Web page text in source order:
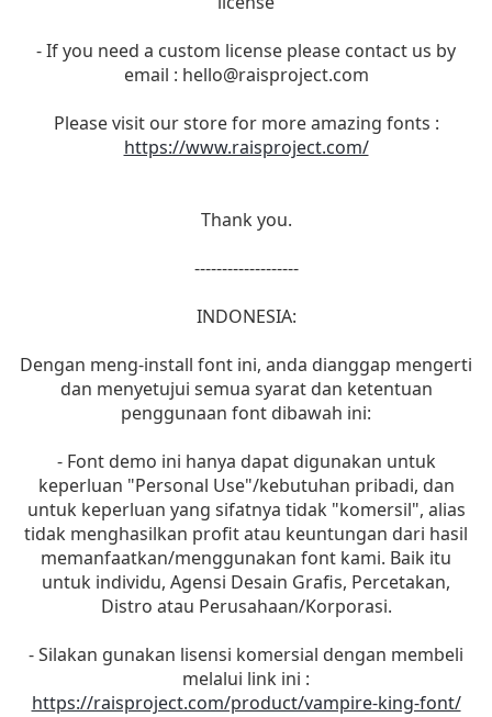
- If you need a custom license please contact us by
email : hello@raisproject.com
Please visit our store for more amazing fonts :
https://www.raisproject.com/
Thank you.
-------------------
INDONESIA:
Dengan meng-install font ini, anda dianggap mengerti
dan menyetujui semua syarat dan ketentuan
penggunaan font dibawah ini:
- Font demo ini hanya dapat digunakan untuk
keperluan "Personal Use"/kebutuhan pribadi, dan
untuk keperluan yang sifatnya tidak "komersil", alias
tidak menghasilkan profit atau keuntungan dari hasil
memanfaatkan/menggunakan font kami. Baik itu
untuk individu, Agensi Desain Grafis, Percetakan,
Distro atau Perusahaan/Korporasi.
- Silakan gunakan lisensi komersial dengan membeli
melalui link ini :
https://raisproject.com/product/vampire-king-font/